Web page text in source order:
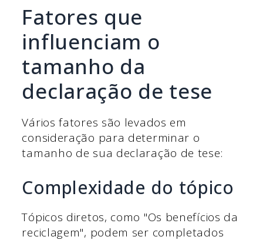
Fatores que
influenciam o
tamanho da
declaração de tese
Vários fatores são levados em
consideração para determinar o
tamanho de sua declaração de tese:
Complexidade do tópico
Tópicos diretos, como "Os benefícios da
reciclagem", podem ser completados